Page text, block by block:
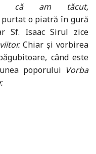
că am tăcut,
purtat o piatră în gură
Sf. Isaac Sirul zice
Chiar și vorbirea
când este
poporului Vorba